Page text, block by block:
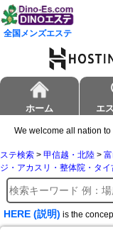
全国メンズエステ
ホーム エ
We welcome all nation
ステ検索 > 甲信越・北陸 >
ジ・アカスリ・整体院・タ
HERE (説明) is the